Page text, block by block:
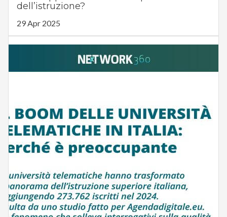
dell’istruzione?
29 Apr 2025